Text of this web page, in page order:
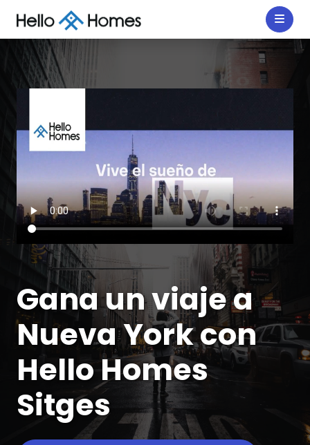
Gana un viaje a
Nueva York con
Hello Homes
Sitges